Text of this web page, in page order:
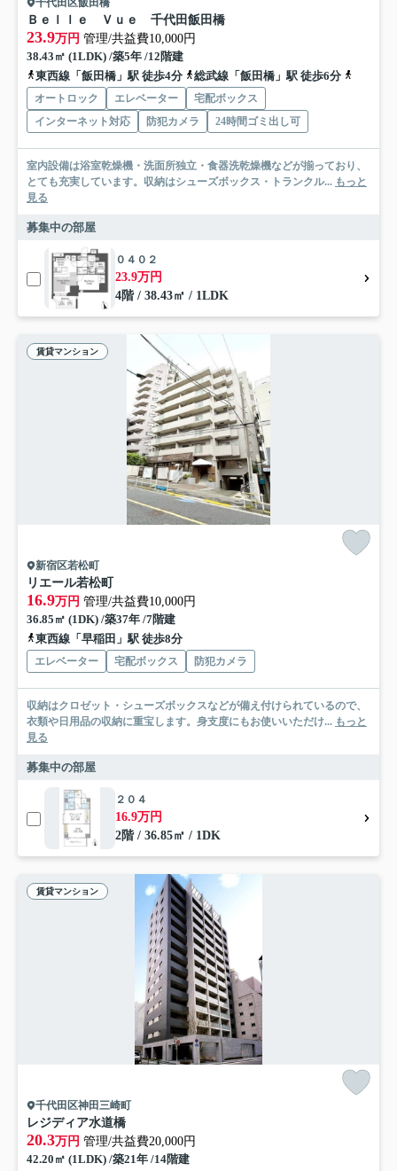
千代田区飯田橋
Ｂｅｌｌｅ Ｖｕｅ 千代田飯田橋
23.9万円 管理/共益費10,000円
38.43㎡ (1LDK) /築5年 /12階建
東西線「飯田橋」駅 徒歩4分
総武線「飯田橋」駅 徒歩6分
オートロック エレベーター
宅配ボックス
インターネット対応
防犯カメラ 24時間ゴミ出し可
室内設備は浴室乾燥機・洗面所独立・食器洗乾燥機などが揃っており、
とても充実しています。収納はシューズボックス・トランクル... もっと
見る
募集中の部屋
０４０２
23.9万円
4階 / 38.43㎡ / 1LDK
賃貸マンション
新宿区若松町
リエール若松町
16.9万円 管理/共益費10,000円
36.85㎡ (1DK) /築37年 /7階建
東西線「早稲田」駅 徒歩8分
エレベーター 宅配ボックス 防犯カメラ
収納はクロゼット・シューズボックスなどが備え付けられているので、
衣類や日用品の収納に重宝します。身支度にもお使いいただけ... もっと
見る
募集中の部屋
２０４
16.9万円
2階 / 36.85㎡ / 1DK
賃貸マンション
千代田区神田三崎町
レジディア水道橋
20.3万円 管理/共益費20,000円
42.20㎡ (1LDK) /築21年 /14階建